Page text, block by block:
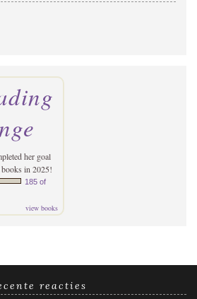
her goal
in 2025!
185 of
view books
reacties